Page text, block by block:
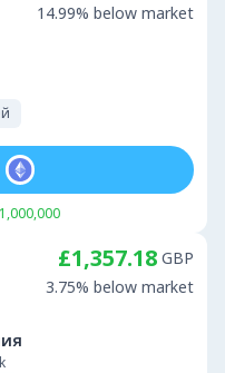
14.99% below market
£1,357.18 GBP
3.75% below market